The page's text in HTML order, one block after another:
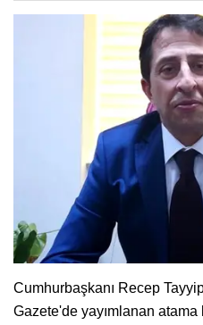
Cumhurbaşkanı Recep
Gazete'de yayımlanan atama